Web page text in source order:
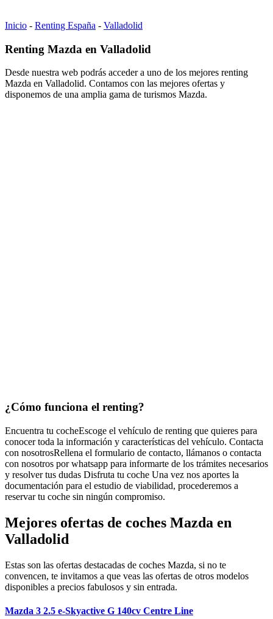
Inicio - Renting España - Valladolid
Renting Mazda en Valladolid
Desde nuestra web podrás acceder a uno de los mejores renting
Mazda en Valladolid. Contamos con las mejores ofertas y
disponemos de una amplia gama de turismos Mazda.
¿Cómo funciona el renting?
Encuentra tu cocheEscoge el vehículo de renting que quieres para
conocer toda la información y características del vehículo. Contacta
con nosotrosRellena el formulario de contacto, llámanos o contacta
con nosotros por whatsapp para informarte de los trámites necesarios
y resolver tus dudas Disfruta tu coche Una vez nos aportes la
documentación para el estudio de viabilidad, procederemos a
reservar tu coche sin ningún compromiso.
Mejores ofertas de coches Mazda en
Valladolid
Estas son las ofertas destacadas de coches Mazda, si no te
convencen, te invitamos a que veas las ofertas de otros modelos
disponibles a precios fabulosos y sin entrada.
Mazda 3 2.5 e-Skyactive G 140cv Centre Line